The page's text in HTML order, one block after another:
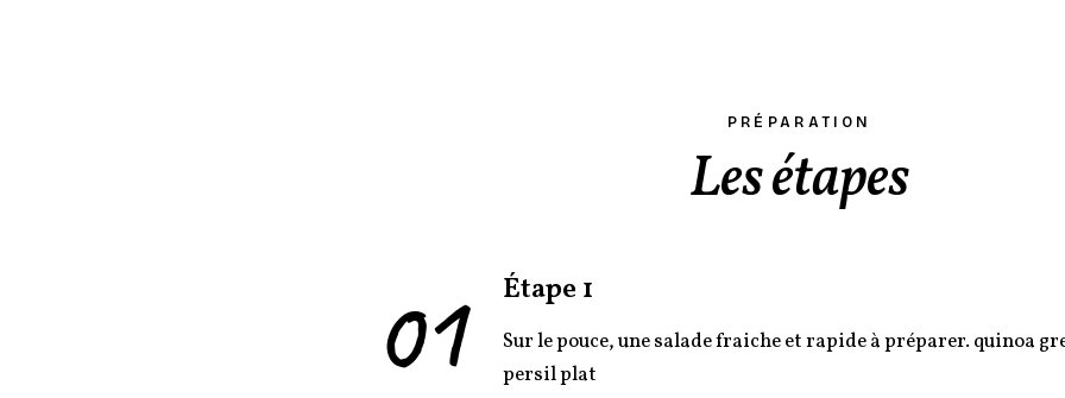
PRÉPARATION
Les étapes
01 Étape 1
Sur le pouce, une salade fraiche et rapide à préparer. quinoa
persil plat